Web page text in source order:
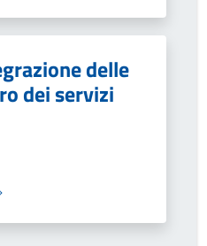
delle
dei servizi